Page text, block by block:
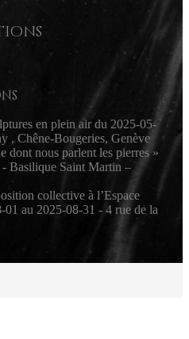
en plein air du 2025-05-
, Chêne-Bougeries, Genève
dont nous parlent les pierres »
Basilique Saint Martin –
collective à l’Espace
au 2025-08-31 - 4 rue de la